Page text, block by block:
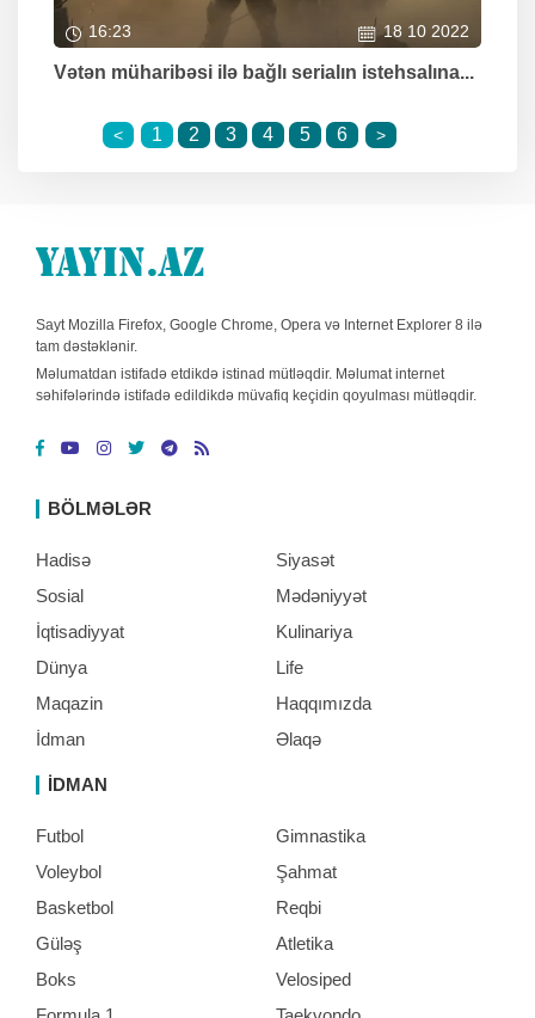
16:23 18 10 2022
Vətən müharibəsi ilə bağlı serialın istehsalına...
< 1 2 3 4 5 6 >
Sayt Mozilla Firefox, Google Chrome, Opera və Internet Explorer 8 ilə
tam dəstəklənir.
Məlumatdan istifadə etdikdə istinad mütləqdir. Məlumat internet
səhifələrində istifadə edildikdə müvafiq keçidin qoyulması mütləqdir.
BÖLMƏLƏR
Hadisə
Sosial
İqtisadiyyat
Dünya
Maqazin
İdman
Siyasət
Mədəniyyət
Kulinariya
Life
Haqqımızda
Əlaqə
İDMAN
Futbol
Voleybol
Basketbol
Güləş
Boks
Gimnastika
Şahmat
Reqbi
Atletika
Velosiped